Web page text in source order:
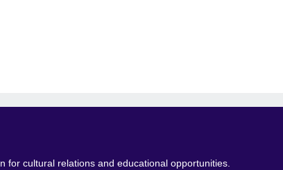
for cultural relations and educational opportunities.